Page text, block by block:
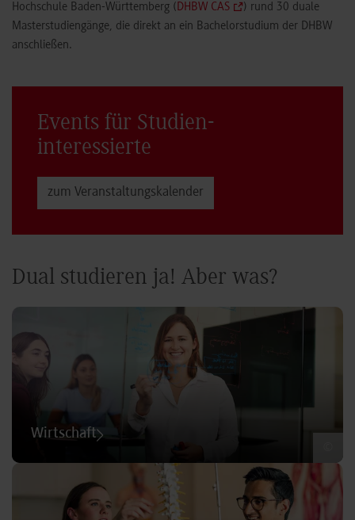
Hochschule Baden-Württemberg (DHBW CAS
) rund 30 duale
Masterstudiengänge, die direkt an ein Bachelorstudium der DHBW
anschließen.
Events für Studien­
interessierte
zum Veranstaltungs­kalender
Dual studieren ja! Aber was?
Wirtschaft